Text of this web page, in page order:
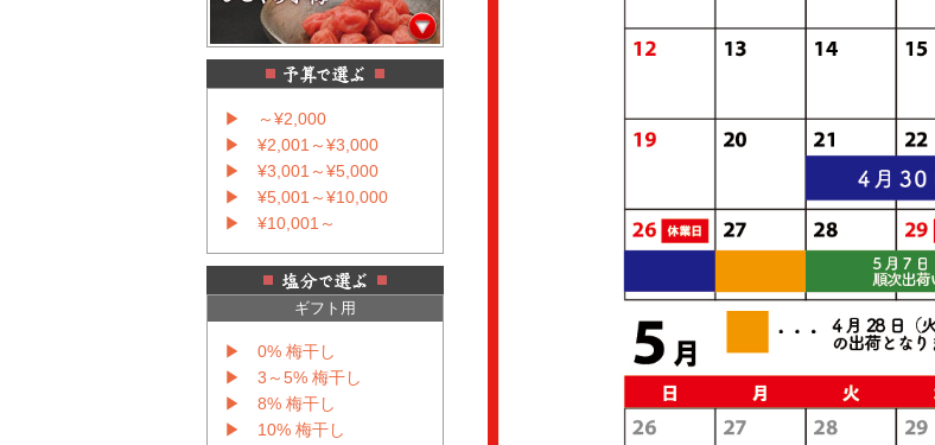
▶ ～¥2,000
▶ ¥2,001～¥3,000
▶ ¥3,001～¥5,000
▶ ¥5,001～¥10,000
▶ ¥10,001～
ギフト用
▶ 0% 梅干し
▶ 3～5% 梅干し
▶ 8% 梅干し
▶ 10% 梅干し